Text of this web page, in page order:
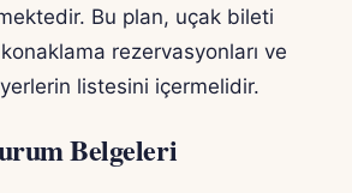
Bu plan, uçak bileti
rezervasyonları ve
listesini içermelidir.
Belgeleri